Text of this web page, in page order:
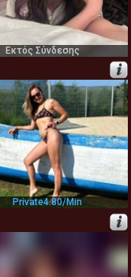
Εκτός Σύνδεσης
Private4.80/min